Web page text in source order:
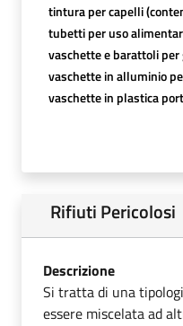
tintura per capelli
tubetti per uso
vaschette e barattoli per
vaschette in alluminio
vaschette in plastica
Rifiuti Pericolosi
Descrizione
Si tratta di una
essere miscelata ad